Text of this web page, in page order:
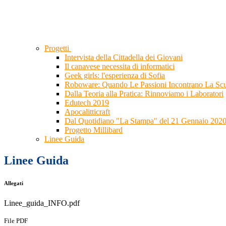
Progetti
Intervista della Cittadella dei Giovani
Il canavese necessita di informatici
Geek girls: l'esperienza di Sofia
Roboware: Quando Le Passioni Incontrano La
Dalla Teoria alla Pratica: Rinnoviamo i Laboratori
Edutech 2019
Apocalitticraft
Dal Quotidiano "La Stampa" del 21 Gennaio 2020
Progetto Millibard
Linee Guida
Linee Guida
Allegati
Linee_guida_INFO.pdf
File PDF